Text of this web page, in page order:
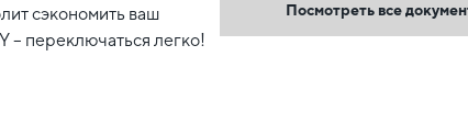
сэкономить ваш
– переключаться легко!
Посмотреть все